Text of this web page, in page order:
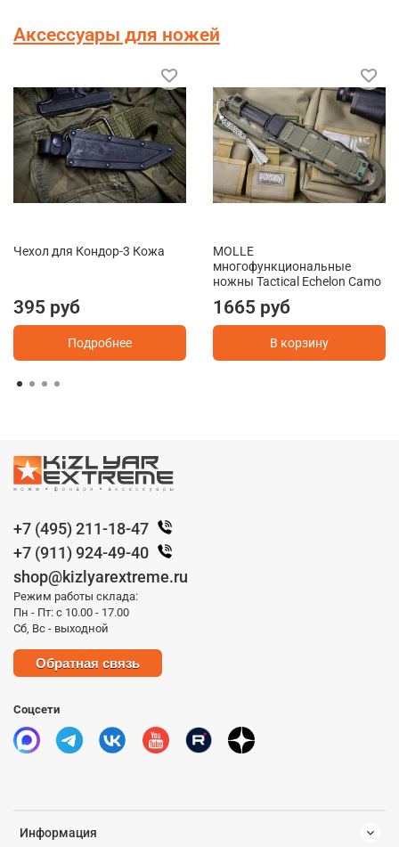
Аксессуары для ножей
Чехол для Кондор-3 Кожа
395 руб
Подробнее
MOLLE
многофункциональные
ножны Tactical Echelon Camo
1665 руб
В корзину
Информация
+7 (495) 211-18-47
+7 (911) 924-49-40
shop@kizlyarextreme.ru
Режим работы склада:
Пн - Пт: с 10.00 - 17.00
Сб, Вс - выходной
Обратная связь
Соцсети